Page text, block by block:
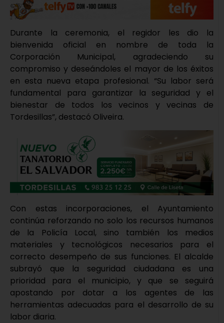
Durante la ceremonia, el regidor les dio la
bienvenida oficial en nombre de toda la
Corporación Municipal, agradeciendo su
compromiso y deseándoles el mayor de los éxitos
en esta nueva etapa profesional. “Su labor será
fundamental para garantizar la seguridad y el
bienestar de todos los vecinos y vecinas de
Tordesillas”, destacó Oliveira.
Con estas incorporaciones, el Ayuntamiento
continúa reforzando no solo los recursos humanos
de la Policía Local, sino también los medios
materiales y tecnológicos necesarios para el
correcto desempeño de sus funciones. El alcalde
subrayó que la seguridad ciudadana es una
prioridad para el municipio, y que se seguirá
apostando por dotar a los agentes de las
herramientas adecuadas para el desarrollo de su
labor diaria.